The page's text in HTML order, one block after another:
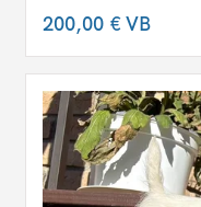
200,00 €VB